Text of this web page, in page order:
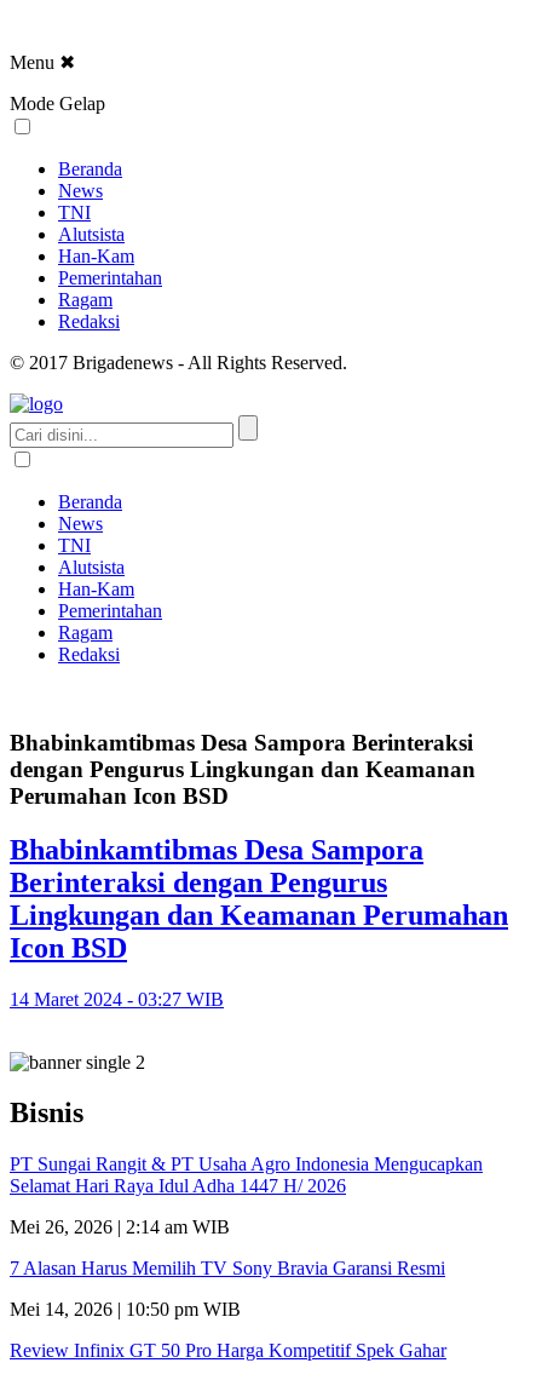
Menu ✖
Mode Gelap
Beranda
News
TNI
Alutsista
Han-Kam
Pemerintahan
Ragam
Redaksi
© 2017 Brigadenews - All Rights Reserved.
Beranda
News
TNI
Alutsista
Han-Kam
Pemerintahan
Ragam
Redaksi
Bhabinkamtibmas Desa Sampora Berinteraksi
dengan Pengurus Lingkungan dan Keamanan
Perumahan Icon BSD
Bhabinkamtibmas Desa Sampora
Berinteraksi dengan Pengurus
Lingkungan dan Keamanan Perumahan
Icon BSD
14 Maret 2024 - 03:27 WIB
Bisnis
PT Sungai Rangit & PT Usaha Agro Indonesia Mengucapkan
Selamat Hari Raya Idul Adha 1447 H/ 2026
Mei 26, 2026 | 2:14 am WIB
7 Alasan Harus Memilih TV Sony Bravia Garansi Resmi
Mei 14, 2026 | 10:50 pm WIB
Review Infinix GT 50 Pro Harga Kompetitif Spek Gahar